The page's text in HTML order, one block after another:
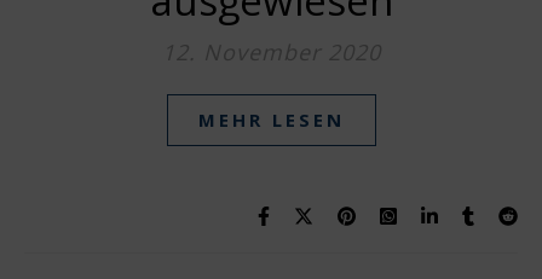
12. November 2020
MEHR LESEN